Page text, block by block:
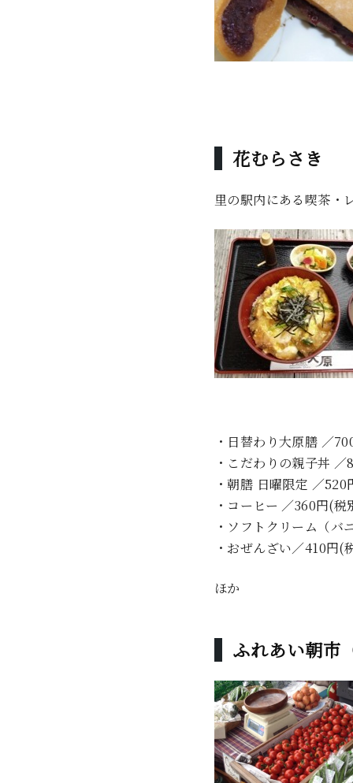
花むらさき
里の駅内にある喫茶・
・日替わり大原膳 ／
・こだわりの親子丼
・朝膳 日曜限定 ／
・コーヒー ／360円(税
・ソフトクリーム（
・おぜんざい／410円(
ほか
ふれあい朝市